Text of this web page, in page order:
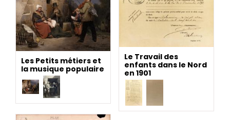
Le Travail des
enfants dans le Nord
en 1901
Les Petits métiers et
la musique populaire